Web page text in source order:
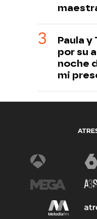
Paula y
por su
noche
mi